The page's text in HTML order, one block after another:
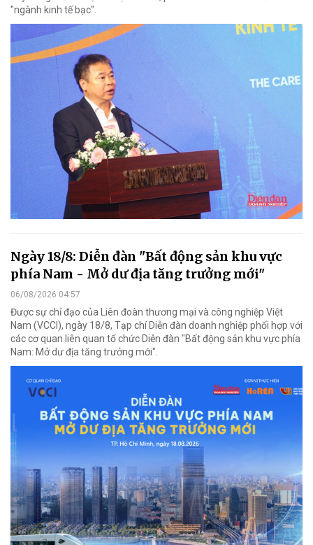
"ngành kinh tế bạc".
Ngày 18/8: Diễn đàn "Bất động sản khu vực
phía Nam - Mở dư địa tăng trưởng mới"
06/08/2026 04:57
Được sự chỉ đạo của Liên đoàn thương mại và công nghiệp Việt
Nam (VCCI), ngày 18/8, Tạp chí Diễn đàn doanh nghiệp phối hợp với
các cơ quan liên quan tổ chức Diễn đàn "Bất động sản khu vực phía
Nam: Mở dư địa tăng trưởng mới".